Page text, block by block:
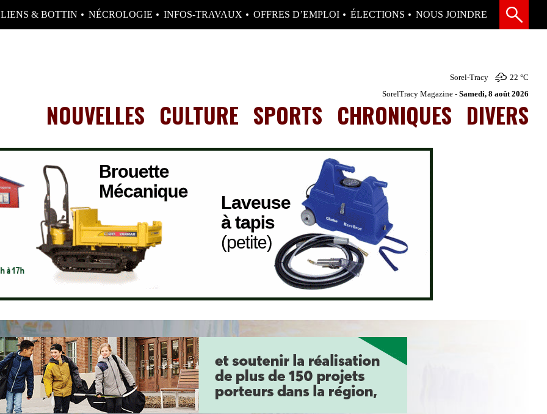
LIENS & BOTTIN NÉCROLOGIE INFOS-TRAVAUX OFFRES D’EMPLOI ÉLECTIONS NOUS JOINDRE
Sorel-Tracy 22 °C
SorelTracy Magazine - Samedi, 8 août 2026
NOUVELLES CULTURE SPORTS CHRONIQUES DIVERS